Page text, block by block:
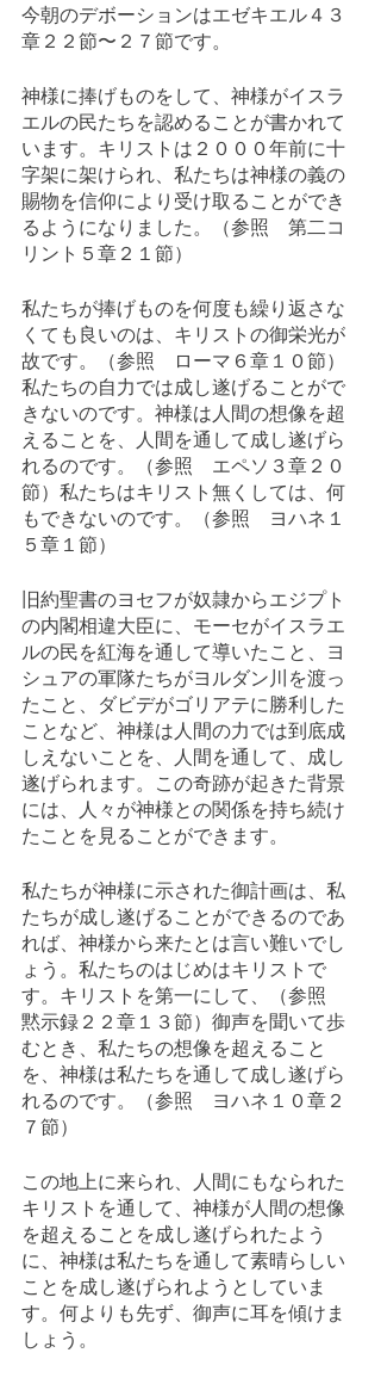
今朝のデボーションはエゼキエル４３
章２２節〜２７節です。
神様に捧げものをして、神様がイスラ
エルの民たちを認めることが書かれて
います。キリストは２０００年前に十
字架に架けられ、私たちは神様の義の
賜物を信仰により受け取ることができ
るようになりました。（参照　第二コ
リント５章２１節）
私たちが捧げものを何度も繰り返さな
くても良いのは、キリストの御栄光が
故です。（参照　ローマ６章１０節）
私たちの自力では成し遂げることがで
きないのです。神様は人間の想像を超
えることを、人間を通して成し遂げら
れるのです。（参照　エペソ３章２０
節）私たちはキリスト無くしては、何
もできないのです。（参照　ヨハネ１
５章１節）
旧約聖書のヨセフが奴隷からエジプト
の内閣相違大臣に、モーセがイスラエ
ルの民を紅海を通して導いたこと、ヨ
シュアの軍隊たちがヨルダン川を渡っ
たこと、ダビデがゴリアテに勝利した
ことなど、神様は人間の力では到底成
しえないことを、人間を通して、成し
遂げられます。この奇跡が起きた背景
には、人々が神様との関係を持ち続け
たことを見ることができます。
私たちが神様に示された御計画は、私
たちが成し遂げることができるのであ
れば、神様から来たとは言い難いでし
ょう。私たちのはじめはキリストで
す。キリストを第一にして、（参照
黙示録２２章１３節）御声を聞いて歩
むとき、私たちの想像を超えること
を、神様は私たちを通して成し遂げら
れるのです。（参照　ヨハネ１０章２
７節）
この地上に来られ、人間にもなられた
キリストを通して、神様が人間の想像
を超えることを成し遂げられたよう
に、神様は私たちを通して素晴らしい
ことを成し遂げられようとしていま
す。何よりも先ず、御声に耳を傾けま
しょう。